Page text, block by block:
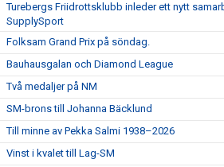
Turebergs Friidrottsklubb inleder ett nytt
SupplySport
Folksam Grand Prix på söndag.
Bauhausgalan och Diamond League
Två medaljer på NM
SM-brons till Johanna Bäcklund
Till minne av Pekka Salmi 1938–2026
Vinst i kvalet till Lag-SM